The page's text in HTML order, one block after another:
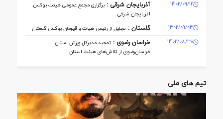
1402/09/12
آذربایجان شرقی : برگزاری مجمع عمومی هیئت بوکس
آذربایجان شرقی
1402/09/04
گلستان : تجلیل از رئیس هیات و قهرمان بوکس گلستان
1402/08/30
خراسان رضوی : تمجید مدیرکل ورزش استان
خراسان‌رضوی از تلاش‌های هیئت استان
تیم های ملی